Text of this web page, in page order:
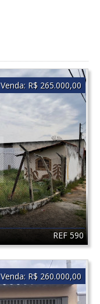
REF 590
Venda: R$ 265.000,00
Venda: R$ 260.000,00